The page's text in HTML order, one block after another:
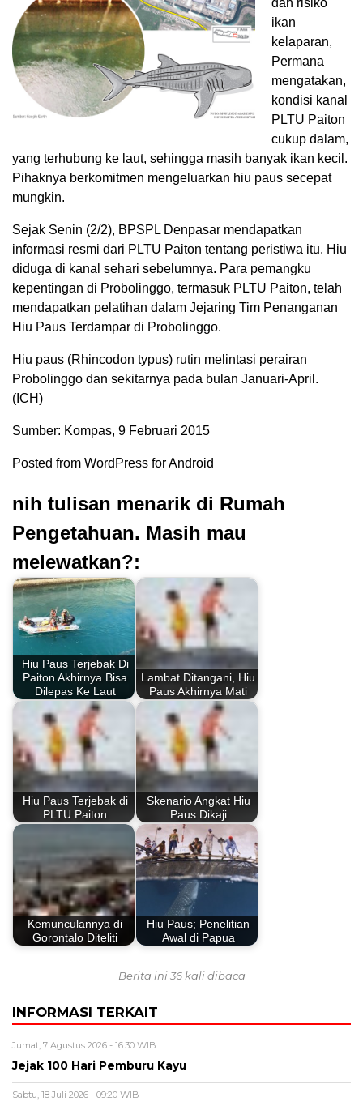
dan risiko
ikan
kelaparan,
Permana
mengatakan,
kondisi kanal
PLTU Paiton
cukup dalam,
yang terhubung ke laut, sehingga masih banyak ikan kecil.
Pihaknya berkomitmen mengeluarkan hiu paus secepat
mungkin.
Sejak Senin (2/2), BPSPL Denpasar mendapatkan
informasi resmi dari PLTU Paiton tentang peristiwa itu. Hiu
diduga di kanal sehari sebelumnya. Para pemangku
kepentingan di Probolinggo, termasuk PLTU Paiton, telah
mendapatkan pelatihan dalam Jejaring Tim Penanganan
Hiu Paus Terdampar di Probolinggo.
Hiu paus (Rhincodon typus) rutin melintasi perairan
Probolinggo dan sekitarnya pada bulan Januari-April.
(ICH)
Sumber: Kompas, 9 Februari 2015
Posted from WordPress for Android
nih tulisan menarik di Rumah
Pengetahuan. Masih mau
melewatkan?:
Hiu Paus Terjebak Di
Paiton Akhirnya Bisa
Dilepas Ke Laut
Lambat Ditangani, Hiu
Paus Akhirnya Mati
Hiu Paus Terjebak di
PLTU Paiton
Skenario Angkat Hiu
Paus Dikaji
Kemunculannya di
Gorontalo Diteliti
Hiu Paus; Penelitian
Awal di Papua
Berita ini 36 kali dibaca
INFORMASI TERKAIT
Jumat, 7 Agustus 2026 - 16:30 WIB
Jejak 100 Hari Pemburu Kayu
Sabtu, 18 Juli 2026 - 09:20 WIB